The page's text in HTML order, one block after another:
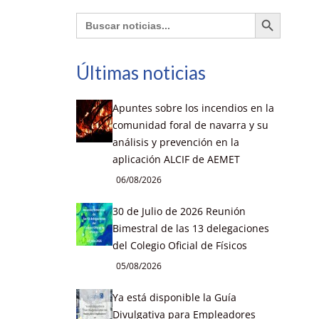
Buscar: Botón de búsqueda
Últimas noticias
Apuntes sobre los incendios en la
comunidad foral de navarra y su
análisis y prevención en la
aplicación ALCIF de AEMET
06/08/2026
30 de Julio de 2026 Reunión
Bimestral de las 13 delegaciones
del Colegio Oficial de Físicos
05/08/2026
Ya está disponible la Guía
Divulgativa para Empleadores